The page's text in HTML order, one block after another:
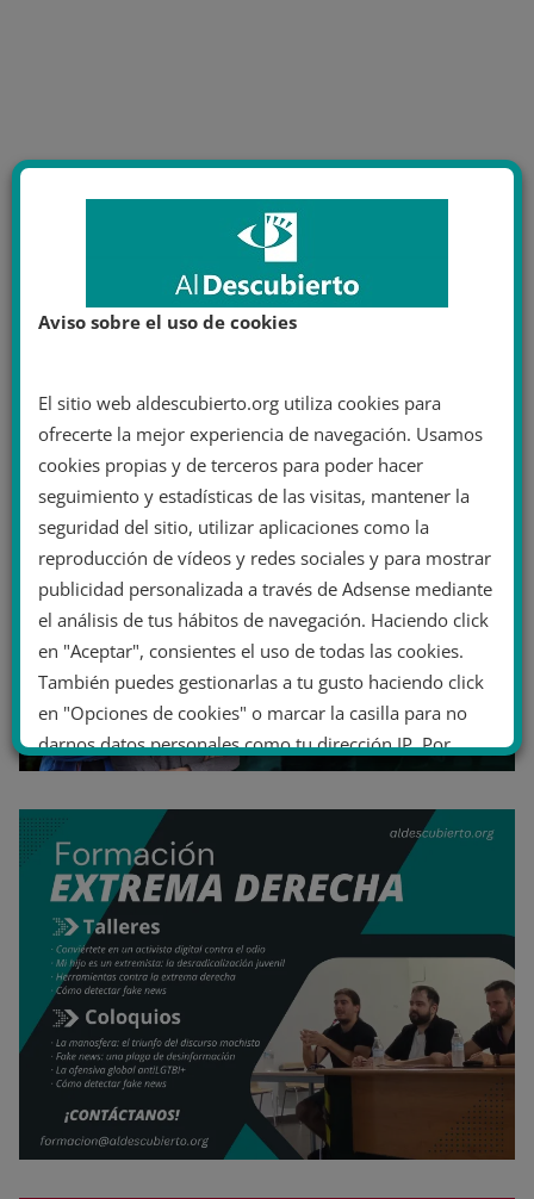
Aviso sobre el uso de cookies
El sitio web aldescubierto.org utiliza cookies para
ofrecerte la mejor experiencia de navegación. Usamos
cookies propias y de terceros para poder hacer
seguimiento y estadísticas de las visitas, mantener la
seguridad del sitio, utilizar aplicaciones como la
reproducción de vídeos y redes sociales y para mostrar
publicidad personalizada a través de Adsense mediante
el análisis de tus hábitos de navegación. Haciendo click
en "Aceptar", consientes el uso de todas las cookies.
También puedes gestionarlas a tu gusto haciendo click
en "Opciones de cookies" o marcar la casilla para no
darnos datos personales como tu dirección IP. Por
último, puedes leer nuestra Política de cookies.
No dar mi información personal
Opciones de cookies Aceptar cookies
Rechazar cookies Política de cookies